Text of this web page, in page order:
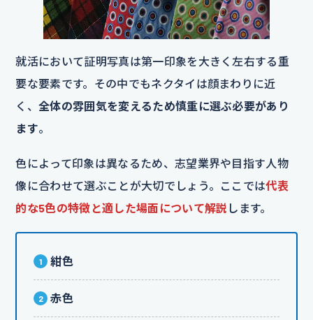
就活において証明写真は第一印象を大きく左右する重
要な要素です。その中でもネクタイは顔まわりに近
く、全体の雰囲気を変えるため慎重に選ぶ必要があり
ます。
色によって印象は異なるため、志望業界や目指す人物
像に合わせて選ぶことが大切でしょう。ここでは代表
的な5色の特徴と適した場面について解説 します。
紺色
赤色